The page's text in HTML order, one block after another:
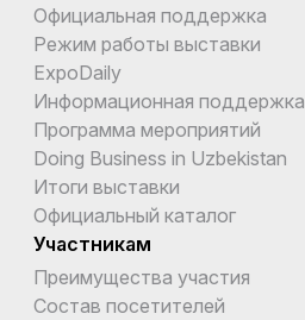
Официальная поддержка
Режим работы выставки
ExpoDaily
Информационная поддержка
Программа мероприятий
Doing Business in Uzbekistan
Итоги выставки
Официальный каталог
Участникам
Преимущества участия
Состав посетителей